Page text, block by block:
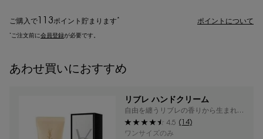
ご購入で 113ポイント 貯まります * ポイントについて
*ご注文前に会員登録が必要です。
あわせ買いにおすすめ
リブレ ハンドクリーム
自由を纏うリブレの香りから生まれた
フレッシュでみずみずしいハンドクリ
ーム
4.5 (14)
ワンサイズのみ